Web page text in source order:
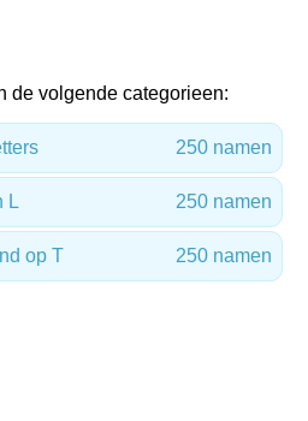
de volgende categorieen:
250 namen
L 250 namen
op T 250 namen